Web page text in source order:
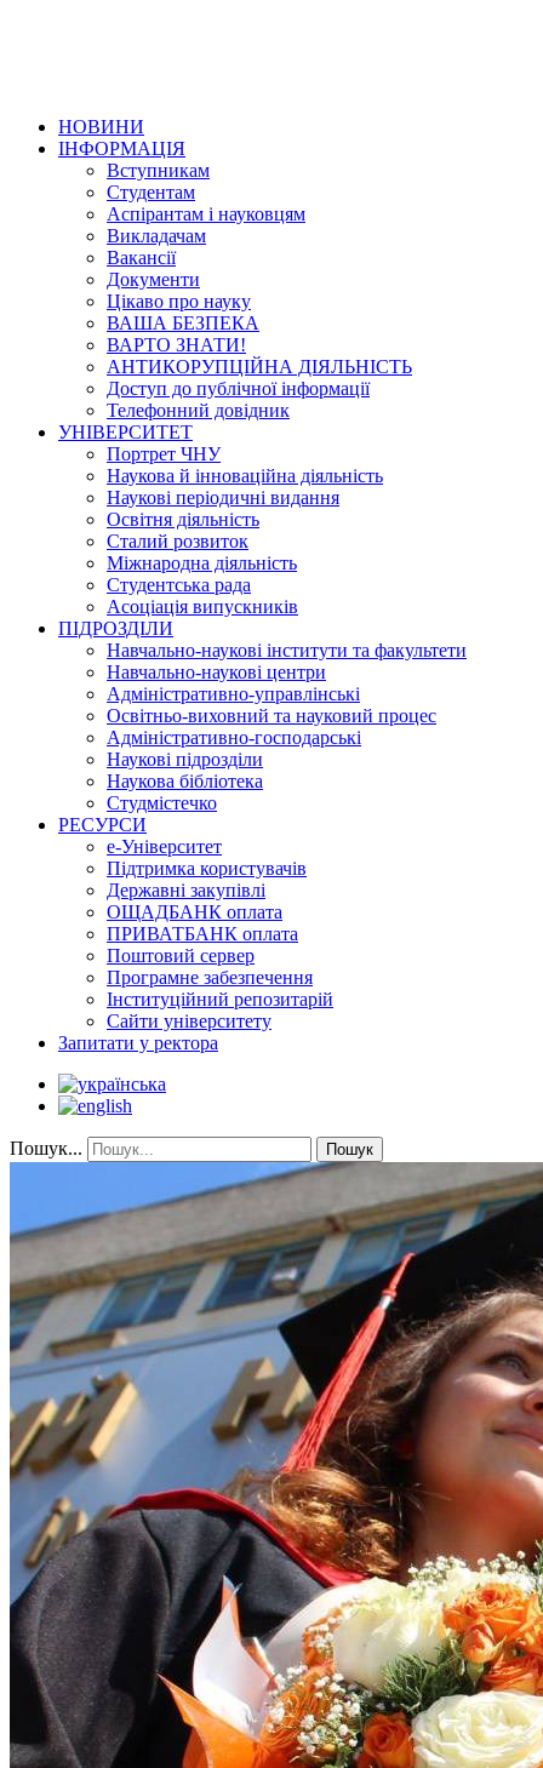
НОВИНИ
ІНФОРМАЦІЯ
Вступникам
Студентам
Аспірантам і науковцям
Викладачам
Вакансії
Документи
Цікаво про науку
ВАША БЕЗПЕКА
ВАРТО ЗНАТИ!
АНТИКОРУПЦІЙНА ДІЯЛЬНІСТЬ
Доступ до публічної інформації
Телефонний довідник
УНІВЕРСИТЕТ
Портрет ЧНУ
Наукова й інноваційна діяльність
Наукові періодичні видання
Освітня діяльність
Сталий розвиток
Міжнародна діяльність
Студентська рада
Асоціація випускників
ПІДРОЗДІЛИ
Навчально-наукові інститути та факультети
Навчально-наукові центри
Адміністративно-управлінські
Освітньо-виховний та науковий процес
Адміністративно-господарські
Наукові підрозділи
Наукова бібліотека
Студмістечко
РЕСУРСИ
е-Університет
Підтримка користувачів
Державні закупівлі
ОЩАДБАНК оплата
ПРИВАТБАНК оплата
Поштовий сервер
Програмне забезпечення
Інституційний репозитарій
Сайти університету
Запитати у ректора
Пошук... Пошук